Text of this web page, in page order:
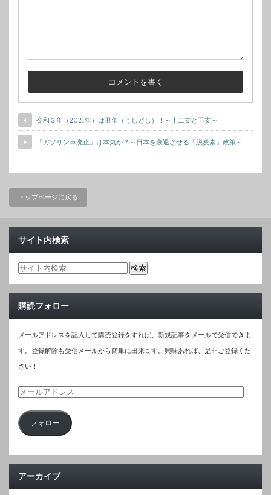
令和３年（2021年）は丑年（うしどし）！～十二支と干支～
「ガソリン車廃止」は本気か？～日本を衰退させる「脱炭素」政策～
トップページに戻る
サイト内検索
購読フォロー
メールアドレスを記入して購読登録をすれば、新規記事をメールで受信できま
す。登録解除も受信メールから簡単に出来ます。興味あれば、是非ご登録くだ
さい！
メ
ル
ド
フォロー
アーカイブ